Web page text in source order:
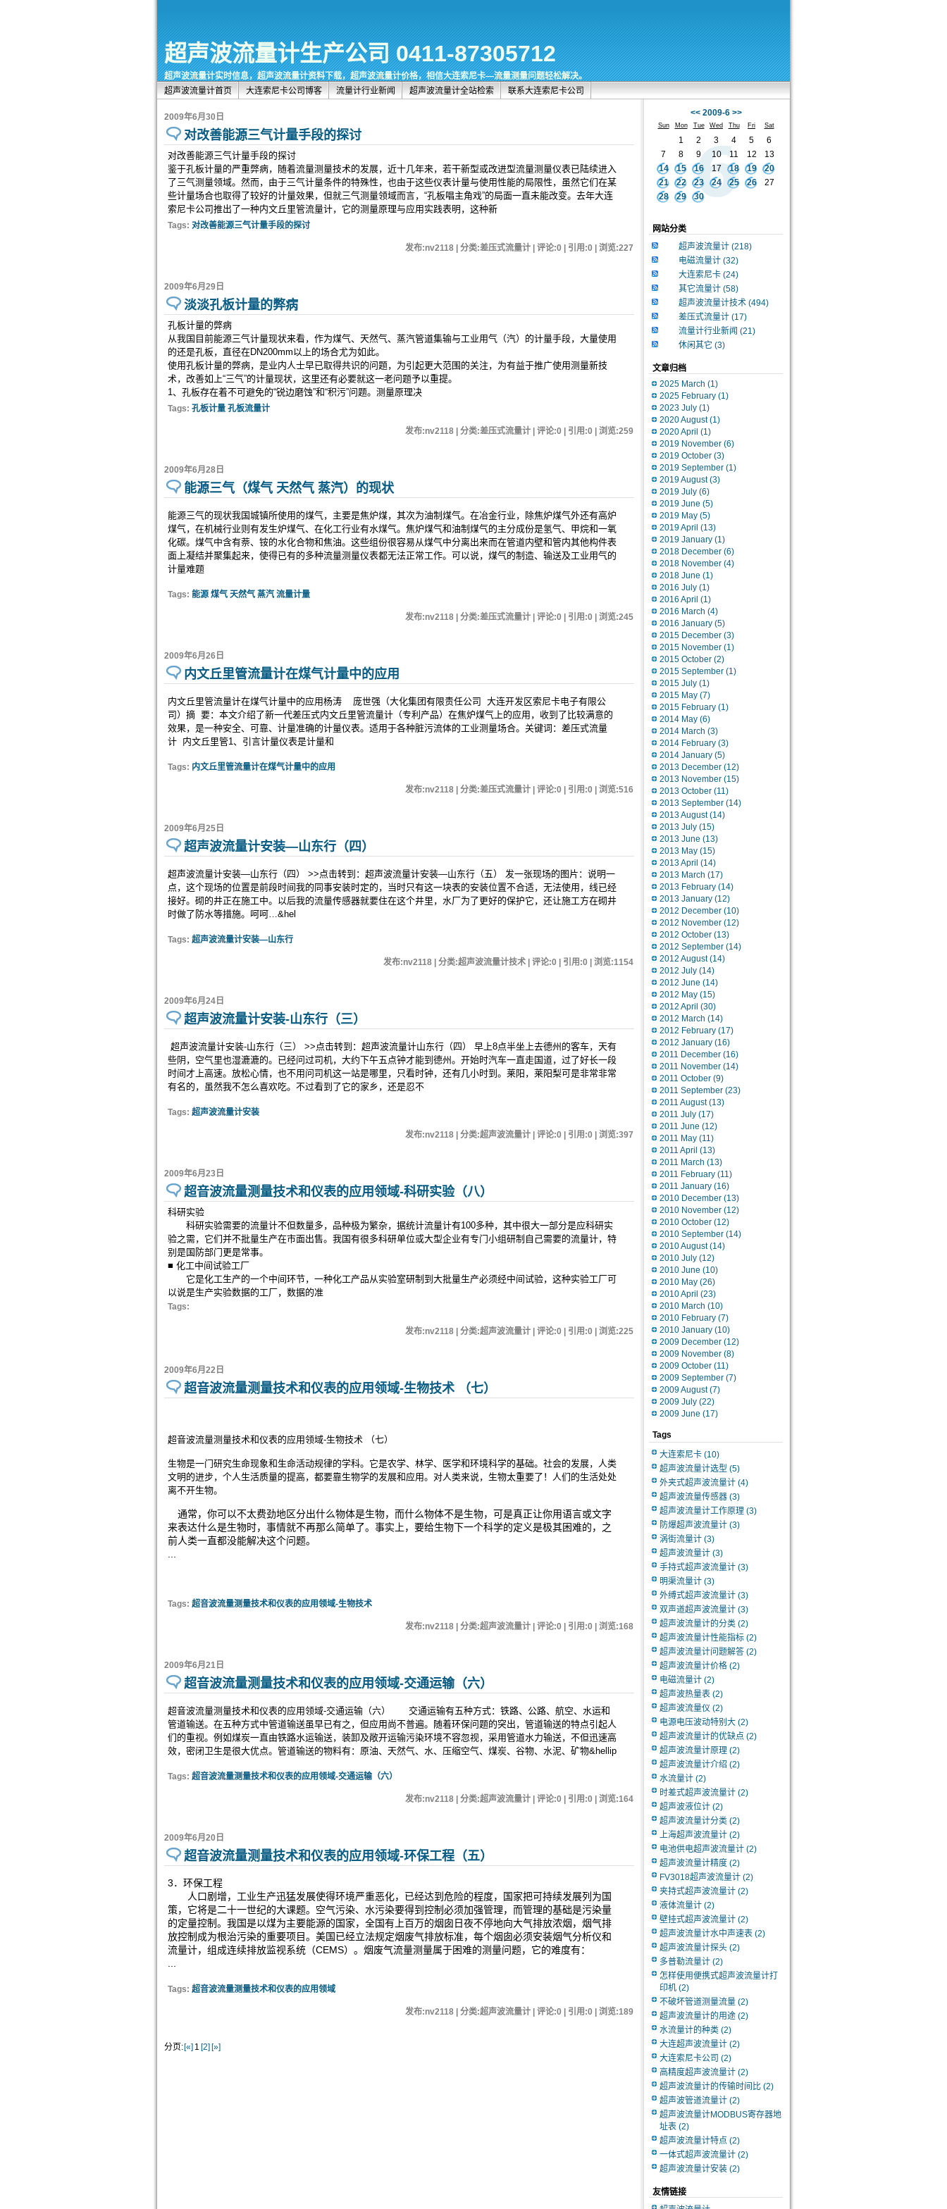
超声波流量计生产公司 0411-87305712
超声波流量计实时信息，超声波流量计资料下载，超声波流量计价格，相信大连索尼卡—流量测量问题轻松解决。
超声波流量计首页
大连索尼卡公司博客 流量计行业新闻 超声波流量计全站检索 联系大连索尼卡公司
2009年6月30日
对改善能源三气计量手段的探讨
对改善能源三气计量手段的探讨
鉴于孔板计量的严重弊病，随着流量测量技术的发展，近十几年来，若干新型或改进型流量测量仪表已陆续进入
了三气测量领域。然而，由于三气计量条件的特殊性，也由于这些仪表计量与使用性能的局限性，虽然它们在某
些计量场合也取得了较好的计量效果，但就三气测量领域而言，“孔板唱主角戏”的局面一直未能改变。去年大连
索尼卡公司推出了一种内文丘里管流量计，它的测量原理与应用实践表明，这种新
Tags: 对改善能源三气计量手段的探讨
发布:nv2118 | 分类:差压式流量计 | 评论:0 | 引用:0 | 浏览:227
2009年6月29日
淡淡孔板计量的弊病
孔板计量的弊病
从我国目前能源三气计量现状来看，作为煤气、天然气、蒸汽管道集输与工业用气（汽）的计量手段，大量使用
的还是孔板，直径在DN200mm以上的场合尤为如此。
使用孔板计量的弊病，是业内人士早已取得共识的问题，为引起更大范围的关注，为有益于推广使用测量新技
术，改善如上“三气”的计量现状，这里还有必要就这一老问题予以重提。
1、孔板存在着不可避免的“锐边磨蚀”和“积污”问题。测量原理决
Tags: 孔板计量 孔板流量计
发布:nv2118 | 分类:差压式流量计 | 评论:0 | 引用:0 | 浏览:259
2009年6月28日
能源三气（煤气 天然气 蒸汽）的现状
能源三气的现状我国城镇所使用的煤气，主要是焦炉煤，其次为油制煤气。在冶金行业，除焦炉煤气外还有高炉
煤气，在机械行业则有发生炉煤气、在化工行业有水煤气。焦炉煤气和油制煤气的主分成份是氢气、甲烷和一氧
化碳。煤气中含有萘、铵的水化合物和焦油。这些组份很容易从煤气中分离出来而在管道内壁和管内其他构件表
面上凝结并聚集起来，使得已有的多种流量测量仪表都无法正常工作。可以说，煤气的制造、输送及工业用气的
计量难题
Tags: 能源 煤气 天然气 蒸汽 流量计量
发布:nv2118 | 分类:差压式流量计 | 评论:0 | 引用:0 | 浏览:245
2009年6月26日
内文丘里管流量计在煤气计量中的应用
内文丘里管流量计在煤气计量中的应用杨涛 庞世强（大化集团有限责任公司 大连开发区索尼卡电子有限公
司）摘 要：本文介绍了新一代差压式内文丘里管流量计（专利产品）在焦炉煤气上的应用，收到了比较满意的
效果，是一种安全、可靠、计量准确的计量仪表。适用于各种脏污流体的工业测量场合。关键词：差压式流量
计 内文丘里管1、引言计量仪表是计量和
Tags: 内文丘里管流量计在煤气计量中的应用
发布:nv2118 | 分类:差压式流量计 | 评论:0 | 引用:0 | 浏览:516
2009年6月25日
超声波流量计安装—山东行（四）
超声波流量计安装—山东行（四） >>点击转到：超声波流量计安装—山东行（五） 发一张现场的图片：说明一
点，这个现场的位置是前段时间我的同事安装时定的，当时只有这一块表的安装位置不合适，无法使用，线已经
接好。砌的井正在施工中。以后我的流量传感器就要住在这个井里，水厂为了更好的保护它，还让施工方在砌井
时做了防水等措施。呵呵…&hel
Tags: 超声波流量计安装—山东行
发布:nv2118 | 分类:超声波流量计技术 | 评论:0 | 引用:0 | 浏览:1154
2009年6月24日
超声波流量计安装-山东行（三）
超声波流量计安装-山东行（三） >>点击转到：超声波流量计山东行（四） 早上8点半坐上去德州的客车，天有
些阴，空气里也湿漉漉的。已经问过司机，大约下午五点钟才能到德州。开始时汽车一直走国道，过了好长一段
时间才上高速。放松心情，也不用问司机这一站是哪里，只看时钟，还有几小时到。莱阳，莱阳梨可是非常非常
有名的，虽然我不怎么喜欢吃。不过看到了它的家乡，还是忍不
Tags: 超声波流量计安装
发布:nv2118 | 分类:超声波流量计 | 评论:0 | 引用:0 | 浏览:397
2009年6月23日
超音波流量测量技术和仪表的应用领域-科研实验（八）
科研实验
科研实验需要的流量计不但数量多，品种极为繁杂，据统计流量计有100多种，其中很大一部分是应科研实
验之需，它们并不批量生产在市面出售。我国有很多科研单位或大型企业有专门小组研制自己需要的流量计，特
别是国防部门更是常事。
■ 化工中间试验工厂
它是化工生产的一个中间环节，一种化工产品从实验室研制到大批量生产必须经中间试验，这种实验工厂可
以说是生产实验数据的工厂，数据的准
Tags:
发布:nv2118 | 分类:超声波流量计 | 评论:0 | 引用:0 | 浏览:225
2009年6月22日
超音波流量测量技术和仪表的应用领域-生物技术 （七）
超音波流量测量技术和仪表的应用领域-生物技术 （七）
生物是一门研究生命现象和生命活动规律的学科。它是农学、林学、医学和环境科学的基础。社会的发展，人类
文明的进步，个人生活质量的提高，都要靠生物学的发展和应用。对人类来说，生物太重要了！人们的生活处处
离不开生物。
通常，你可以不太费劲地区分出什么物体是生物，而什么物体不是生物，可是真正让你用语言或文字
来表达什么是生物时，事情就不再那么简单了。事实上，要给生物下一个科学的定义是极其困难的，之
前人类一直都没能解决这个问题。
Tags: 超音波流量测量技术和仪表的应用领域-生物技术
发布:nv2118 | 分类:超声波流量计 | 评论:0 | 引用:0 | 浏览:168
2009年6月21日
超音波流量测量技术和仪表的应用领域-交通运输（六）
超音波流量测量技术和仪表的应用领域-交通运输（六） 交通运输有五种方式：铁路、公路、航空、水运和
管道输送。在五种方式中管道输送虽早已有之，但应用尚不普遍。随着环保问题的突出，管道输送的特点引起人
们的重视。例如煤炭一直由铁路水运输送，装卸及敞开运输污染环境不容忽视，采用管道水力输送，不但迅速高
效，密闭卫生是很大优点。管道输送的物料有：原油、天然气、水、压缩空气、煤炭、谷物、水泥、矿物&hellip
Tags: 超音波流量测量技术和仪表的应用领域-交通运输（六）
发布:nv2118 | 分类:超声波流量计 | 评论:0 | 引用:0 | 浏览:164
2009年6月20日
超音波流量测量技术和仪表的应用领域-环保工程（五）
3．环保工程
人口剧增，工业生产迅猛发展使得环境严重恶化，已经达到危险的程度，国家把可持续发展列为国
策，它将是二十一世纪的大课题。空气污染、水污染要得到控制必须加强管理，而管理的基础是污染量
的定量控制。我国是以煤为主要能源的国家，全国有上百万的烟囱日夜不停地向大气排放浓烟，烟气排
放控制成为根治污染的重要项目。美国已经立法规定烟废气排放标准，每个烟囱必须安装烟气分析仪和
流量计，组成连续排放监视系统（CEMS）。烟废气流量测量属于困难的测量问题，它的难度有：
Tags: 超音波流量测量技术和仪表的应用领域
发布:nv2118 | 分类:超声波流量计 | 评论:0 | 引用:0 | 浏览:189
分页: [«] 1 [2] [»]
<< 2009-6 >>
Sun Mon Tue Wed Thu Fri Sat
1 2 3 4 5
6
7
8 9 10 11 12
13
14
15 16 17 18 19
20
21
22 23 24 25 26
27
28
29 30
网站分类
超声波流量计 (218)
电磁流量计 (32)
大连索尼卡 (24)
其它流量计 (58)
超声波流量计技术 (494)
差压式流量计 (17)
流量计行业新闻 (21)
休闲其它 (3)
文章归档
2025 March (1)
2025 February (1)
2023 July (1)
2020 August(1)
2020 April (1)
2019 November (6)
2019 October (3)
2019 September (1)
2019 August(3)
2019 July (6)
2019 June (5)
2019 May (5)
2019 April (13)
2019 January (1)
2018 December (6)
2018 November (4)
2018 June (1)
2016 July (1)
2016 April (1)
2016 March (4)
2016 January (5)
2015 December (3)
2015 November (1)
2015 October (2)
2015 September (1)
2015 July (1)
2015 May (7)
2015 February (1)
2014 May (6)
2014 March (3)
2014 February (3)
2014 January (5)
2013 December (12)
2013 November (15)
2013 October (11)
2013 September (14)
2013 August(14)
2013 July (15)
2013 June (13)
2013 May (15)
2013 April (14)
2013 March (17)
2013 February (14)
2013 January (12)
2012 December (10)
2012 November (12)
2012 October (13)
2012 September (14)
2012 August(14)
2012 July (14)
2012 June (14)
2012 May (15)
2012 April (30)
2012 March (14)
2012 February (17)
2012 January (16)
2011 December (16)
2011 November (14)
2011 October (9)
2011 September (23)
2011 August(13)
2011 July (17)
2011 June (12)
2011 May (11)
2011 April (13)
2011 March (13)
2011 February (11)
2011 January (16)
2010 December (13)
2010 November (12)
2010 October (12)
2010 September (14)
2010 August(14)
2010 July (12)
2010 June (10)
2010 May (26)
2010 April (23)
2010 March (10)
2010 February (7)
2010 January (10)
2009 December (12)
2009 November (8)
2009 October (11)
2009 September (7)
2009 August(7)
2009 July (22)
2009 June (17)
Tags
大连索尼卡 (10)
超声波流量计选型 (5)
外夹式超声波流量计 (4)
超声波流量传感器 (3)
超声波流量计工作原理 (3)
防爆超声波流量计 (3)
涡街流量计 (3)
超声波流量计 (3)
手持式超声波流量计 (3)
明渠流量计 (3)
外缚式超声波流量计 (3)
双声道超声波流量计 (3)
超声波流量计的分类 (2)
超声波流量计性能指标 (2)
超声波流量计问题解答 (2)
超声波流量计价格 (2)
电磁流量计 (2)
超声波热量表 (2)
超声波流量仪 (2)
电源电压波动特别大 (2)
超声波流量计的优缺点 (2)
超声波流量计原理 (2)
超声波流量计介绍 (2)
水流量计 (2)
时差式超声波流量计 (2)
超声波液位计 (2)
超声波流量计分类 (2)
上海超声波流量计 (2)
电池供电超声波流量计 (2)
超声波流量计精度 (2)
FV3018超声波流量计 (2)
夹持式超声波流量计 (2)
液体流量计 (2)
壁挂式超声波流量计 (2)
超声波流量计水中声速表 (2)
超声波流量计探头 (2)
多普勒流量计 (2)
怎样使用便携式超声波流量计打
印机 (2)
不破坏管道测量流量 (2)
超声波流量计的用途 (2)
水流量计的种类 (2)
大连超声波流量计 (2)
大连索尼卡公司 (2)
高精度超声波流量计 (2)
超声波流量计的传输时间比 (2)
超声波管道流量计 (2)
超声波流量计MODBUS寄存器地
址表 (2)
超声波流量计特点 (2)
一体式超声波流量计 (2)
超声波流量计安装 (2)
友情链接